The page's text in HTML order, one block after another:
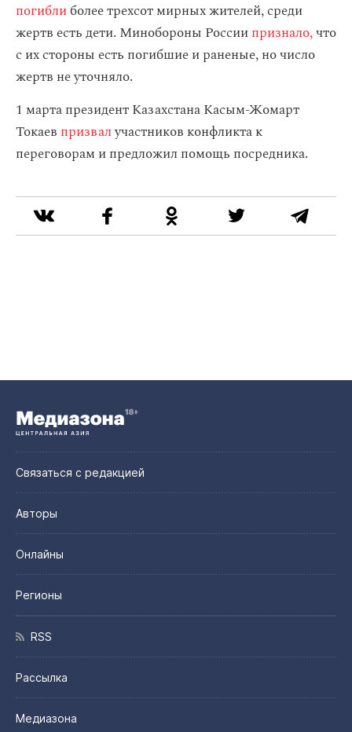
погиблиболее трехсот мирных жителей, среди
жертв есть дети. Минобороны Россиипризнало,что
с их стороны есть погибшие и раненые, но число
жертв не уточняло.
1 марта президент Казахстана Касым-Жомарт
Токаев призвалучастников конфликта к
переговорам и предложил помощь посредника.
Связаться с редакцией
Авторы
Онлайны
Регионы
RSS
Рассылка
Медиазона